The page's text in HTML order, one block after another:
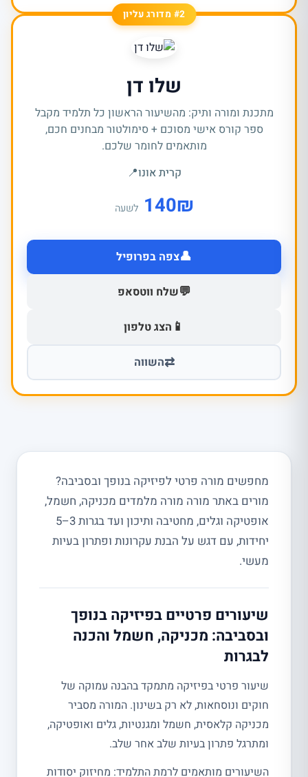
#2 מדורג עליון
שלו דן
מתכנת ומורה ותיק: מהשיעור הראשון כל תלמיד מקבל
ספר קורס אישי מסוכם + סימולטור מבחנים חכם,
מותאמים לחומר שלכם.
קרית אונו📍
₪
140 לשעה
👤צפה בפרופיל
💬שלח ווטסאפ
📱 הצג טלפון
⇄השווה
מחפשים מורה פרטי לפיזיקה בנופך ובסביבה?
מורים באתר מורה מורה מלמדים מכניקה, חשמל,
אופטיקה וגלים, מחטיבה ותיכון ועד בגרות 3–5
יחידות, עם דגש על הבנת עקרונות ופתרון בעיות
מעשי.
שיעורים פרטיים בפיזיקה בנופך
ובסביבה: מכניקה, חשמל והכנה
לבגרות
שיעור פרטי בפיזיקה מתמקד בהבנה עמוקה של
חוקים ונוסחאות, לא רק בשינון. המורה מסביר
מכניקה קלאסית, חשמל ומגנטיות, גלים ואופטיקה,
ומתרגל פתרון בעיות שלב אחר שלב.
השיעורים מותאמים לרמת התלמיד: מחיזוק יסודות